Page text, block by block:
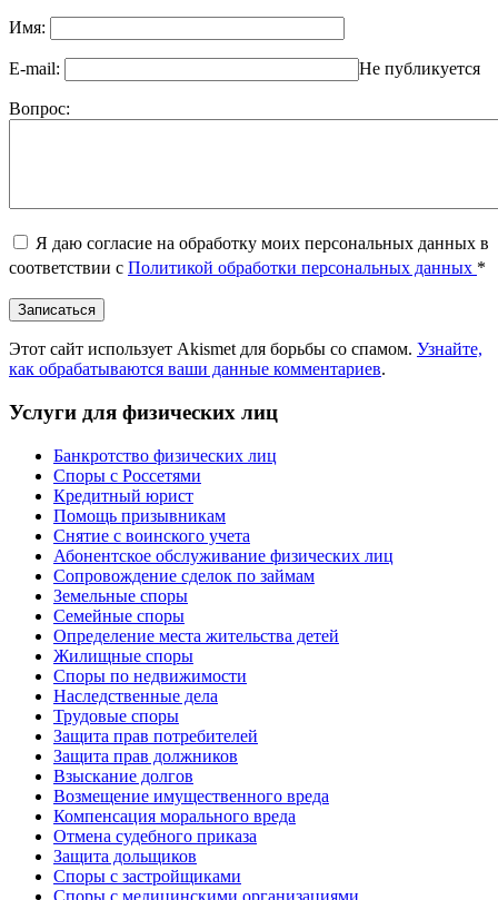
Имя:
E-mail: Не публикуется
Вопрос:
Я даю согласие на обработку моих персональных данных в
соответствии с Политикой обработки персональных данных *
Этот сайт использует Akismet для борьбы со спамом. Узнайте,
как обрабатываются ваши данные комментариев.
Услуги для физических лиц
Банкротство физических лиц
Споры с Россетями
Кредитный юрист
Помощь призывникам
Снятие с воинского учета
Абонентское обслуживание физических лиц
Cопровождение сделок по займам
Земельные споры
Семейные споры
Определение места жительства детей
Жилищные споры
Споры по недвижимости
Наследственные дела
Трудовые споры
Защита прав потребителей
Защита прав должников
Взыскание долгов
Возмещение имущественного вреда
Компенсация морального вреда
Отмена судебного приказа
Защита дольщиков
Споры с застройщиками
Споры с медицинскими организациями